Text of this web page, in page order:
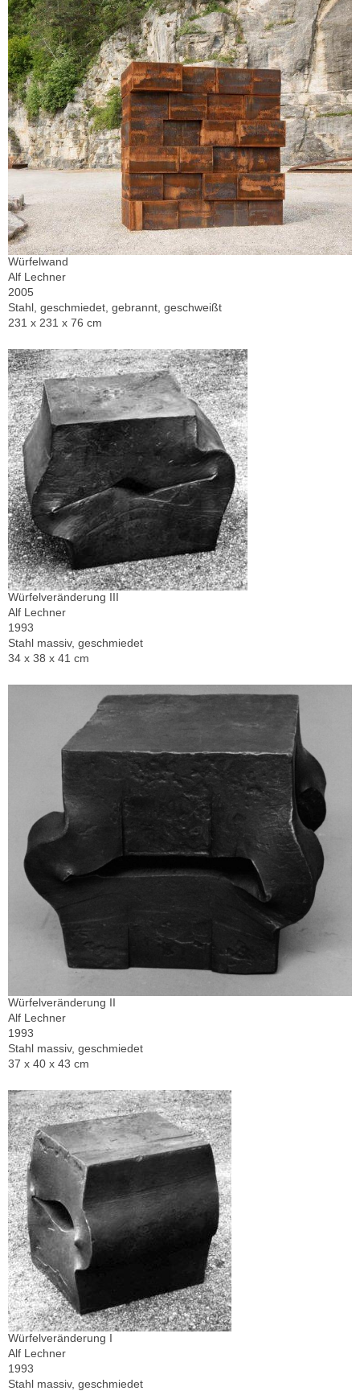
Würfelwand
Alf Lechner
2005
Stahl, geschmiedet, gebrannt, geschweißt
231 x 231 x 76 cm
Würfelveränderung III
Alf Lechner
1993
Stahl massiv, geschmiedet
34 x 38 x 41 cm
Würfelveränderung II
Alf Lechner
1993
Stahl massiv, geschmiedet
37 x 40 x 43 cm
Würfelveränderung I
Alf Lechner
1993
Stahl massiv, geschmiedet